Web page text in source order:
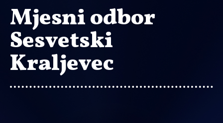
Mjesni odbor
Sesvetski
Kraljevec